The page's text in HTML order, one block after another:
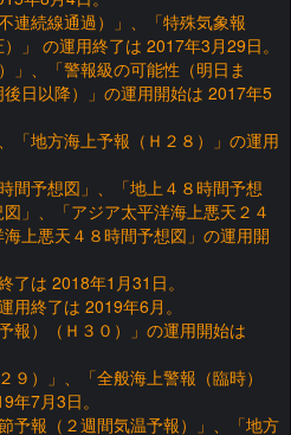
連続線通過）」、「特殊気象報
」 の運用終了は 2017年3月29日。
」、「警報級の可能性（明日ま
日以降）」の運用開始は 2017年5
「地方海上予報（Ｈ２８）」の運用
間予想図」、「地上４８時間予想
」、「アジア太平洋海上悪天２４
上悪天４８時間予想図」の運用開
了は 2018年1月31日。
用終了は 2019年6月。
報）（Ｈ３０）」の運用開始は
）」、「全般海上警報（臨時）
年7月3日。
予報（２週間気温予報）」、「地方